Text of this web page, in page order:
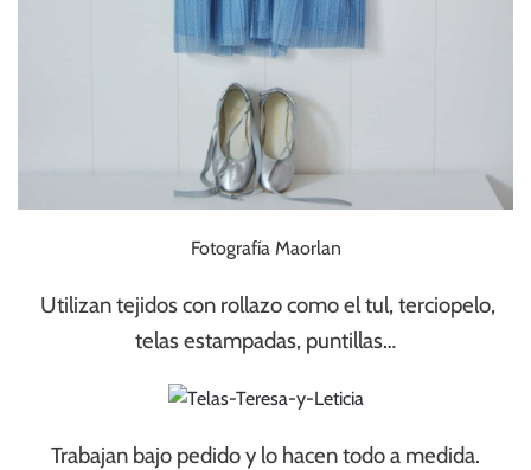
Fotografía Maorlan
Utilizan tejidos con rollazo como el tul, terciopelo,
telas estampadas, puntillas…
Trabajan bajo pedido y lo hacen todo a medida.